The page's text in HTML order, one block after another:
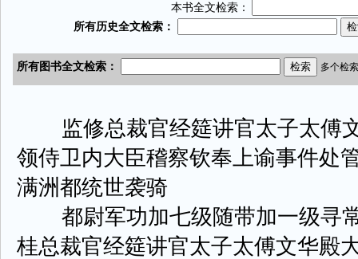
本书全文检索：
监修总裁官经筵讲官太子太傅
领侍卫内大臣稽察钦奉上谕事件处
满洲都统世袭骑
都尉军功加七级随带加一级寻
桂总裁官经筵讲官太子太傅文华殿